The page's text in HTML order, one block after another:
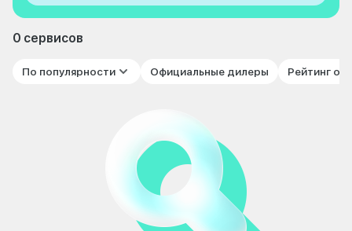
0 сервисов
По популярности Официальные дилеры Рейтинг